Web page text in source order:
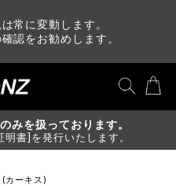
常に変動します。
認をお勧めします。
みを扱っております。
書]を発行いたします。
カーキス)